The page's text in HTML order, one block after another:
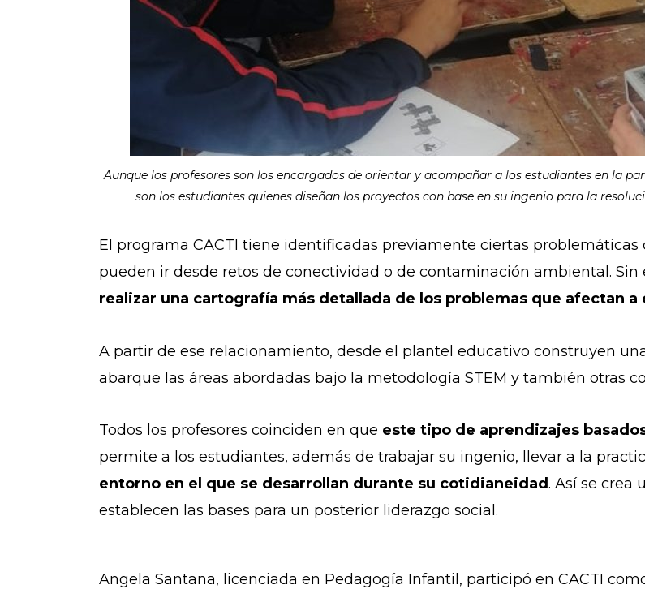
Aunque los profesores son los encargados de orientar y acompañar a los estudiantes en la
son los estudiantes quienes diseñan los proyectos con base en su ingenio para la
El programa CACTI tiene identificadas previamente ciertas
pueden ir desde retos de conectividad o de contaminación ambiental. Sin
realizar una cartografía más detallada de los problemas que afectan a
A partir de ese relacionamiento, desde el plantel educativo construyen
abarque las áreas abordadas bajo la metodología STEM y también otras
Todos los profesores coinciden en que este tipo de aprendizajes
permite a los estudiantes, además de trabajar su ingenio, llevar a la
entorno en el que se desarrollan durante su cotidianeidad. Así se crea
establecen las bases para un posterior liderazgo social.
Angela Santana, licenciada en Pedagogía Infantil, participó en CACTI